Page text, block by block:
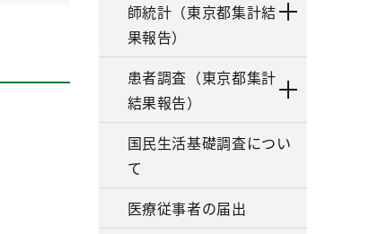
師統計（東京都集計結
果報告）
患者調査（東京都集計
結果報告）
国民生活基礎調査につい
て
医療従事者の届出